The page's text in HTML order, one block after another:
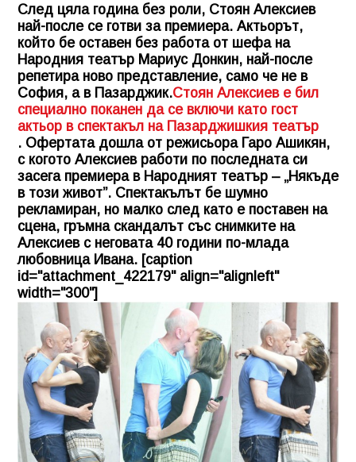
След цяла година без роли, Стоян Алексиев
най-после се готви за премиера. Актьорът,
който бе оставен без работа от шефа на
Народния театър Мариус Донкин, най-после
репетира ново представление, само че не в
София, а в Пазарджик.Стоян Алексиев е бил
специално поканен да се включи като гост
актьор в спектакъл на Пазарджишкия театър
. Офертата дошла от режисьора Гаро Ашикян,
с когото Алексиев работи по последната си
засега премиера в Народният театър – „Някъде
в този живот”. Спектакълът бе шумно
рекламиран, но малко след като е поставен на
сцена, гръмна скандалът със снимките на
Алексиев с неговата 40 години по-млада
любовница Ивана. [caption
id="attachment_422179" align="alignleft"
width="300"]